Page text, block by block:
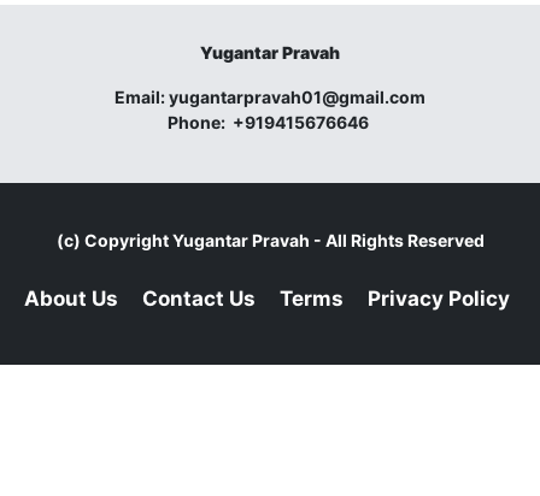
Yugantar Pravah
Email:yugantarpravah01@gmail.com
Phone: +919415676646
(c) CopyrightYugantar Pravah - All Rights Reserved
About Us Contact Us Terms Privacy Policy